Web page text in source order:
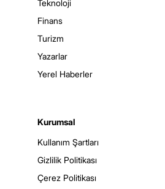
Teknoloji
Finans
Turizm
Yazarlar
Yerel Haberler
Kurumsal
Kullanım Şartları
Gizlilik Politikası
Çerez Politikası